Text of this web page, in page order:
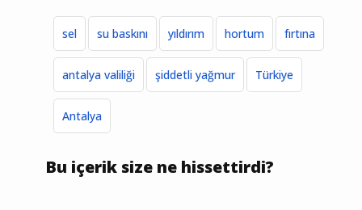
sel su baskını yıldırım hortum fırtına
antalya valiliği şiddetli yağmur Türkiye
Antalya
Bu içerik size ne hissettirdi?